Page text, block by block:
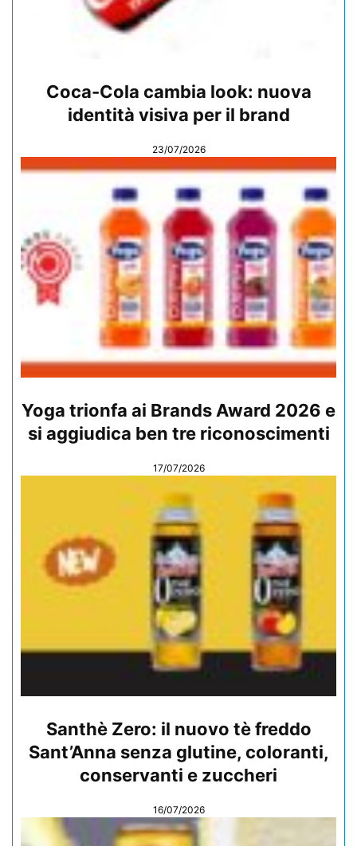
Coca-Cola cambia look: nuova
identità visiva per il brand
23/07/2026
Yoga trionfa ai Brands Award 2026 e
si aggiudica ben tre riconoscimenti
17/07/2026
Santhè Zero: il nuovo tè freddo
Sant’Anna senza glutine, coloranti,
conservanti e zuccheri
16/07/2026